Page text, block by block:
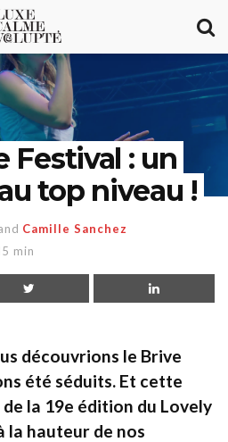
Festival : un
top niveau !
Camille Sanchez
min
découvrions le Brive
été séduits. Et cette
la 19e édition du Lovely
la hauteur de nos